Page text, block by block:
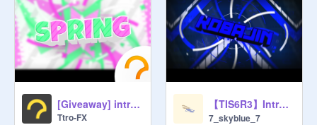
[Giveaway] intro for SpringFX
Ttro-FX
【TIS6R3】Intro - kobajin
7_skyblue_7